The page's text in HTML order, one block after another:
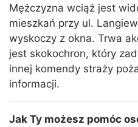
Mężczyzna wciąż jest
mieszkań przy ul.
wyskoczy z okna. Trwa
jest skokochron, który
innej komendy straży
informacji.
Jak Ty możesz pomóc